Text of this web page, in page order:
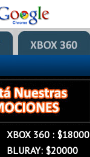
XBOX 360 : $18000
BLURAY: $20000